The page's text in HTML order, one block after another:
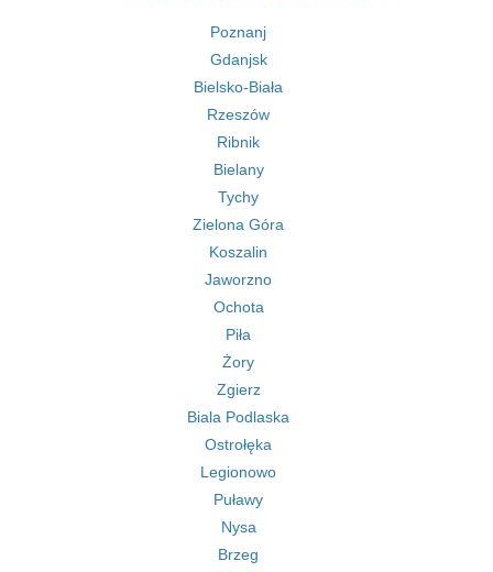
Poznanj
Gdanjsk
Bielsko-Biała
Rzeszów
Ribnik
Bielany
Tychy
Zielona Góra
Koszalin
Jaworzno
Ochota
Piła
Żory
Zgierz
Biala Podlaska
Ostrołęka
Legionowo
Puławy
Nysa
Brzeg